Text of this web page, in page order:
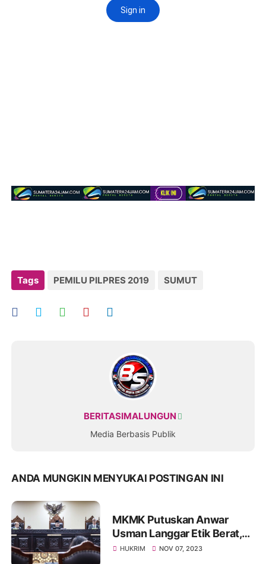
Tags PEMILU PILPRES 2019 SUMUT
BERITASIMALUNGUN
Media Berbasis Publik
ANDA MUNGKIN MENYUKAI POSTINGAN INI
MKMK Putuskan Anwar
Usman Langgar Etik Berat,
Diberhentikan dari Ketua
HUKRIM NOV 07, 2023